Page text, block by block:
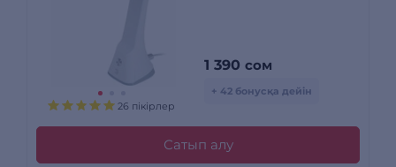
26 пікірлер
1 390 сом
+ 42 бонусқа дейін
Сатып алу